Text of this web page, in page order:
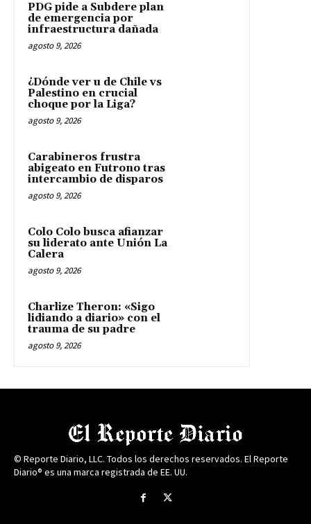
PDG pide a Subdere plan
de emergencia por
infraestructura dañada
agosto 9, 2026
¿Dónde ver u de Chile vs
Palestino en crucial
choque por la Liga?
agosto 9, 2026
Carabineros frustra
abigeato en Futrono tras
intercambio de disparos
agosto 9, 2026
Colo Colo busca afianzar
su liderato ante Unión La
Calera
agosto 9, 2026
Charlize Theron: «Sigo
lidiando a diario» con el
trauma de su padre
agosto 9, 2026
© Reporte Diario, LLC. Todos los derechos reservados. El Reporte
Diario® es una marca registrada de EE. UU.